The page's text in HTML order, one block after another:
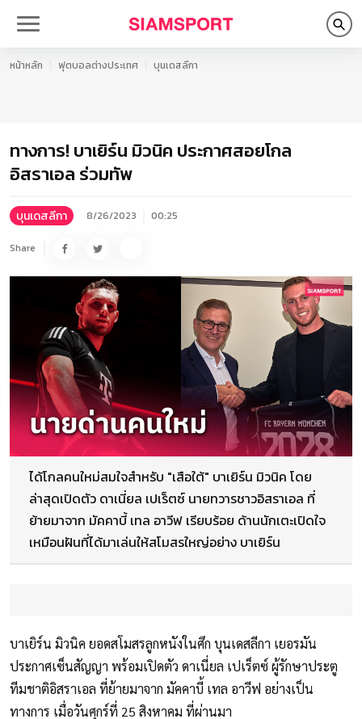
หน้าหลัก ฟุตบอลต่างประเทศ บุนเดสลีกา
ทางการ! บาเยิร์น มิวนิค ประกาศสอยโกล
อิสราเอล ร่วมทัพ
บุนเดสลีกา 8/26/2023 00:25
Share
ได้โกลคนใหม่สมใจสำหรับ "เสือใต้" บาเยิร์น มิวนิค โดย
ล่าสุดเปิดตัว ดาเนี่ยล เปเร็ตซ์ นายทวารชาวอิสราเอล ที่
ย้ายมาจาก มัคคาบี้ เทล อาวีฟ เรียบร้อย ด้านนักเตะเปิดใจ
เหมือนฝันที่ได้มาเล่นให้สโมสรใหญ่อย่าง บาเยิร์น
บาเยิร์น มิวนิค ยอดสโมสรลูกหนังในศึก บุนเดสลีกา เยอรมัน
ประกาศเซ็นสัญญา พร้อมเปิดตัว ดาเนี่ยล เปเร็ตซ์ ผู้รักษาประตู
ทีมชาติอิสราเอล ที่ย้ายมาจาก มัคคาบี้ เทล อาวีฟ อย่างเป็น
ทางการ เมื่อวันศุกร์ที่ 25 สิงหาคม ที่ผ่านมา